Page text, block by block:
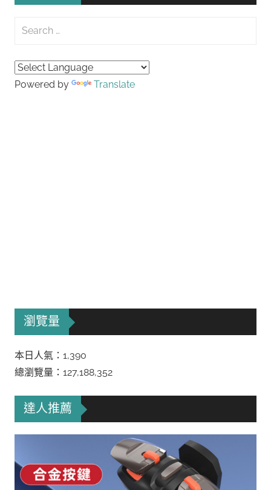
Search
Powered by Translate
瀏覽量
本日人氣：1,390
總瀏覽量：127,188,352
達人推薦